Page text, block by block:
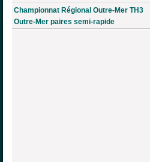
Championnat Régional Outre-Mer TH3
Outre-Mer paires semi-rapide